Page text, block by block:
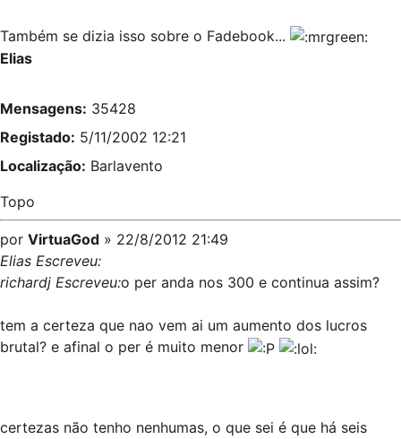
Também se dizia isso sobre o Fadebook...
Elias
Mensagens: 35428
Registado: 5/11/2002 12:21
Localização: Barlavento
Topo
por VirtuaGod » 22/8/2012 21:49
Elias Escreveu:
richardj Escreveu:o per anda nos 300 e continua assim?
tem a certeza que nao vem ai um aumento dos lucros
brutal? e afinal o per é muito menor
certezas não tenho nenhumas, o que sei é que há seis